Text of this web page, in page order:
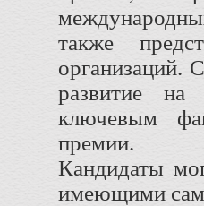
также
организаций.
развитие на
ключевым
премии.
Кандидаты
имеющими